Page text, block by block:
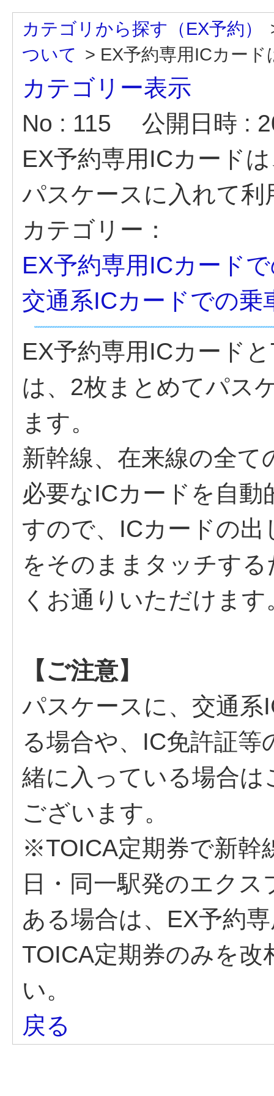
カテゴリから探す（EX予約）
ついて > EX予約専用ICカード
カテゴリー表示
No : 115
公開日時 :
EX予約専用ICカード
パスケースに入れて
カテゴリー：
EX予約専用ICカード
交通系ICカードでの乗
EX予約専用ICカード
は、2枚まとめてパス
ます。
新幹線、在来線の全
必要なICカードを自
すので、ICカードの
をそのままタッチす
くお通りいただけます
【ご注意】
パスケースに、交通
る場合や、IC免許証
緒に入っている場合
ございます。
※TOICA定期券で新幹
日・同一駅発のエク
ある場合は、EX予約
TOICA定期券のみを
い。
戻る